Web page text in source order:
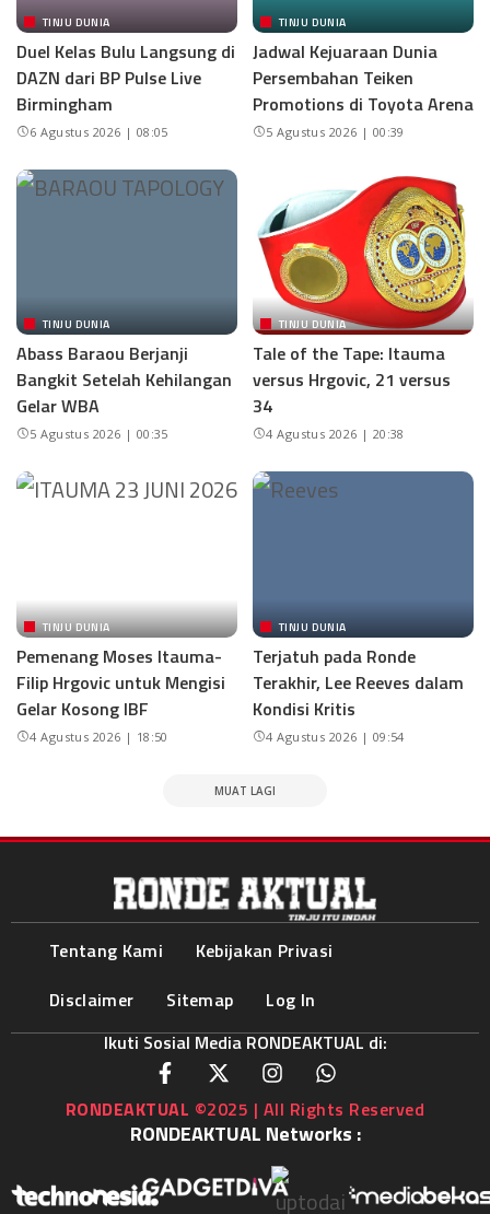
TINJU DUNIA
Duel Kelas Bulu Langsung di
DAZN dari BP Pulse Live
Birmingham
6 Agustus 2026 | 08:05
TINJU DUNIA
Jadwal Kejuaraan Dunia
Persembahan Teiken
Promotions di Toyota Arena
5 Agustus 2026 | 00:39
TINJU DUNIA
Abass Baraou Berjanji
Bangkit Setelah Kehilangan
Gelar WBA
5 Agustus 2026 | 00:35
TINJU DUNIA
Tale of the Tape: Itauma
versus Hrgovic, 21 versus
34
4 Agustus 2026 | 20:38
TINJU DUNIA
Pemenang Moses Itauma-
Filip Hrgovic untuk Mengisi
Gelar Kosong IBF
4 Agustus 2026 | 18:50
TINJU DUNIA
Terjatuh pada Ronde
Terakhir, Lee Reeves dalam
Kondisi Kritis
4 Agustus 2026 | 09:54
MUAT LAGI
Tentang Kami
Kebijakan Privasi
Disclaimer
Sitemap
Log In
Ikuti Sosial Media RONDEAKTUAL di:
RONDEAKTUAL ©2025 | All Rights Reserved
RONDEAKTUAL Networks :